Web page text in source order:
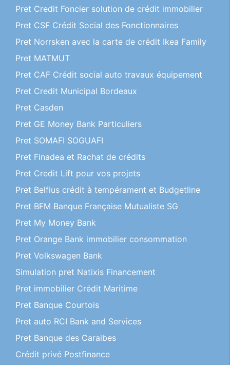
Pret Credit Foncier solution de crédit immobilier
Pret CSF Crédit Social des Fonctionnaires
Pret Norrsken avec la carte de crédit Ikea Family
Pret MATMUT
Pret CAF Crédit social auto travaux équipement
Pret Credit Municipal Bordeaux
Pret Casden
Pret GE Money Bank Particuliers
Pret SOMAFI SOGUAFI
Pret Finadea et Rachat de crédits
Pret Credit Lift pour vos projets
Pret Belfius crédit à tempérament et Budgetline
Pret BFM Banque Française Mutualiste SG
Pret My Money Bank
Pret Orange Bank immobilier consommation
Pret Volkswagen Bank
Simulation pret Natixis Financement
Pret immobilier Crédit Maritime
Pret Banque Courtois
Pret auto RCI Bank and Services
Pret Banque des Caraibes
Crédit privé Postfinance